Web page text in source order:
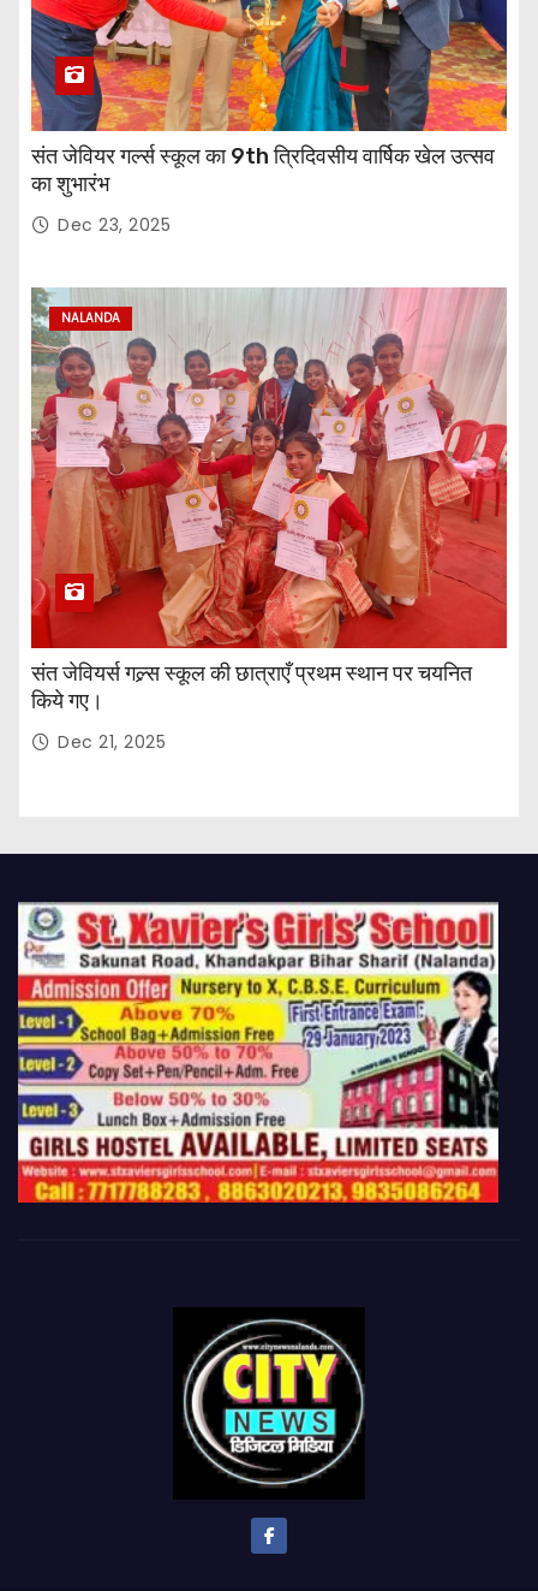
संत जेवियर गर्ल्स स्कूल का 9th त्रिदिवसीय वार्षिक खेल उत्सव
का शुभारंभ
Dec 23, 2025
NALANDA
संत जेवियर्स गल्र्स स्कूल की छात्र‌ाएँ प्रथम स्थान पर चयनित
किये गए।
Dec 21, 2025